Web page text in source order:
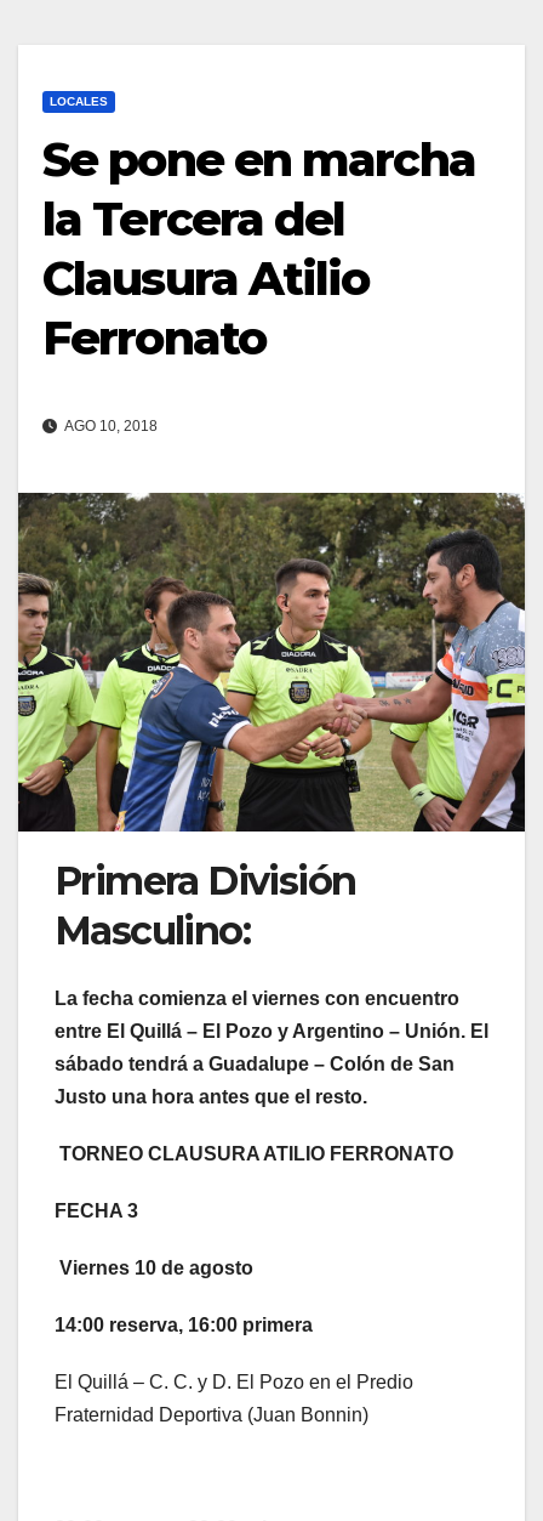
LOCALES
Se pone en marcha
la Tercera del
Clausura Atilio
Ferronato
AGO 10, 2018
Primera División
Masculino:
La fecha comienza el viernes con encuentro
entre El Quillá – El Pozo y Argentino – Unión. El
sábado tendrá a Guadalupe – Colón de San
Justo una hora antes que el resto.
TORNEO CLAUSURA ATILIO FERRONATO
FECHA 3
Viernes 10 de agosto
14:00 reserva, 16:00 primera
El Quillá – C. C. y D. El Pozo en el Predio
Fraternidad Deportiva (Juan Bonnin)